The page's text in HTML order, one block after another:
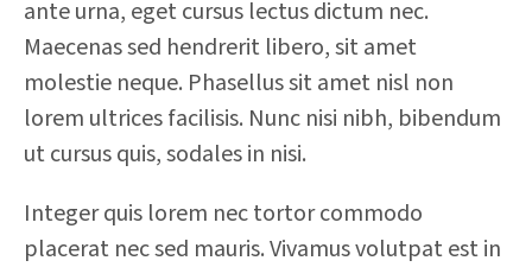
ante urna, eget cursus lectus dictum nec.
Maecenas sed hendrerit libero, sit amet
molestie neque. Phasellus sit amet nisl non
lorem ultrices facilisis. Nunc nisi nibh, bibendum
ut cursus quis, sodales in nisi.
Integer quis lorem nec tortor commodo
placerat nec sed mauris. Vivamus volutpat est in